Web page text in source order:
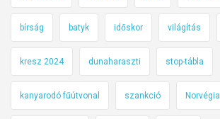
bírság batyk időskor világítás
kresz 2024 dunaharaszti stop-tábla
kanyarodó fűútvonal szankció Norvégia